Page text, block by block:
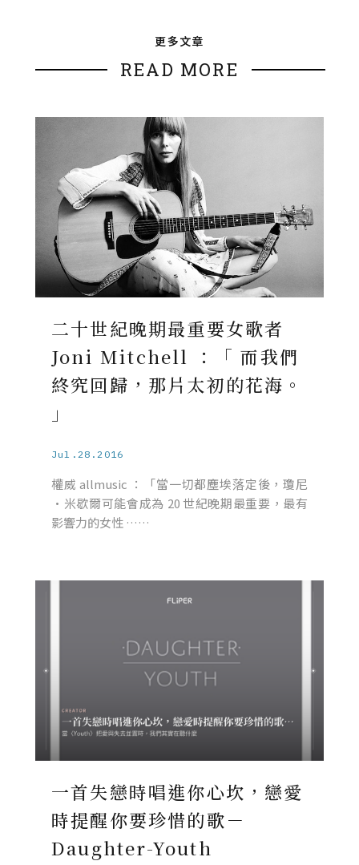
更多文章
READ MORE
二十世紀晚期最重要女歌者
Joni Mitchell ：「 而我們
終究回歸，那片太初的花海。
」
Jul.28.2016
權威 allmusic ：「當一切都塵埃落定後，瓊尼
·米歇爾可能會成為 20 世紀晚期最重要，最有
影響力的女性 ……
一首失戀時唱進你心坎，戀愛
時提醒你要珍惜的歌－
Daughter-Youth